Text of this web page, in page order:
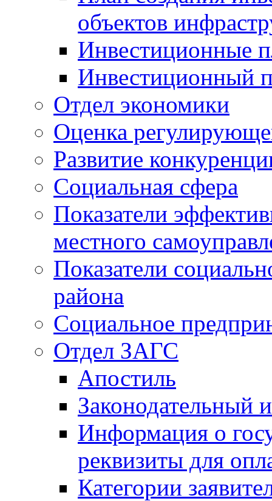
объектов
Инвестиционные
Инвестиционный
Отдел экономики
Оценка
Развитие
Социальная сфера
Показатели
местного
Показатели
района
Социальное
Отдел ЗАГС
Апостиль
Законодательный
Информация о
реквизиты для
Категории